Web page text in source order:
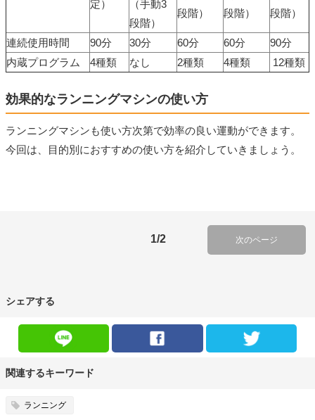
定）
（手動3
段階）
段階）
段階）
段階）
連続使用時間 90分 30分 60分 60分
90分
内蔵プログラム
4種類 なし 2種類 4種類 12種類
効果的なランニングマシンの使い方
ランニングマシンも使い方次第で効率の良い運動ができます。
今回は、目的別におすすめの使い方を紹介していきましょう。
1/2 次のページ
シェアする
関連するキーワード
ランニング